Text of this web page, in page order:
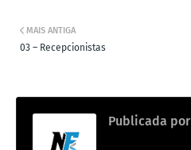
MAIS ANTIGA
‎03 – Recepcionistas ‎
Publicada por